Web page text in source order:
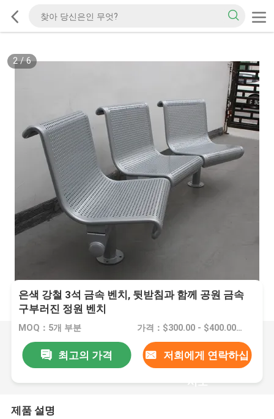
2/6
은색 강철 3석 금속 벤치, 뒷받침과 함께 공원 금속
구부러진 정원 벤치
MOQ：5개 부분 가격：$300.00 - $400.00/pieces
최고의 가격 저희에게 연락하십
시오
제품 설명